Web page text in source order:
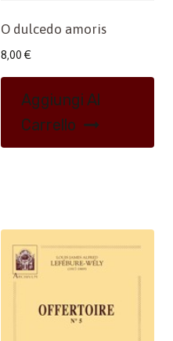
O dulcedo amoris
8,00 €
Aggiungi Al
Carrello